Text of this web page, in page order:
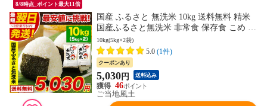
8/8時点_ポイント最大11倍
国産 ふるさと 無洗米 10kg 送料無料 精米
国産ふるさと無洗米 非常食 保存食 こめ コ
メ《1-3営業日以内に発送(土日祝除く)》---
d2_kumamusenr5_24_r_8980_rb---
10kg(5kg×2袋)
5.0 (1件)
クーポンあり
5,030円 送料込み
46
ご当地風土